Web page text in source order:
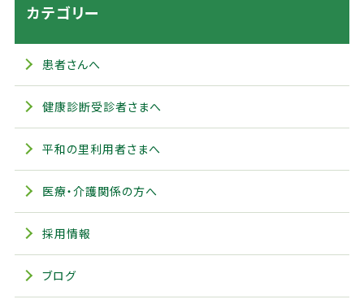
カテゴリー
患者さんへ
健康診断受診者さまへ
平和の里利用者さまへ
医療・介護関係の方へ
採用情報
ブログ